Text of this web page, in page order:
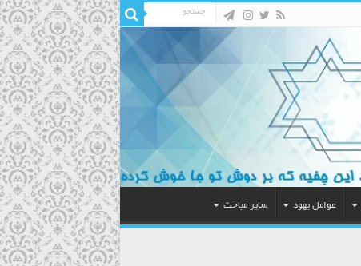
عوامل یهود سایر مباحث